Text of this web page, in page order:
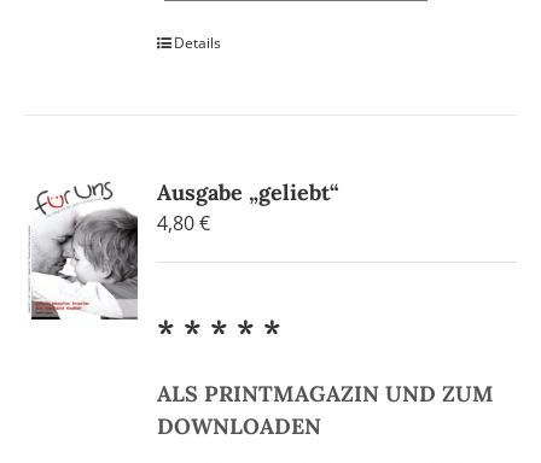
Details
Ausgabe „geliebt“
4,80€
* * * * *
ALS PRINTMAGAZIN UND ZUM
DOWNLOADEN